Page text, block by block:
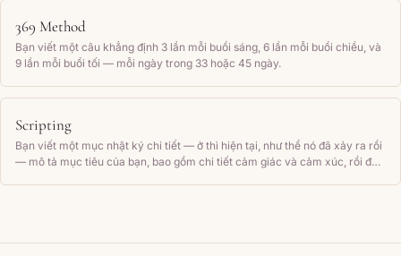
369 Method
Bạn viết một câu khẳng định 3 lần mỗi buổi sáng, 6 lần mỗi buổi chiều, và
9 lần mỗi buổi tối — mỗi ngày trong 33 hoặc 45 ngày.
Scripting
Bạn viết một mục nhật ký chi tiết — ở thì hiện tại, như thể nó đã xảy ra rồi
— mô tả mục tiêu của bạn, bao gồm chi tiết cảm giác và cảm xúc, rồi đọc